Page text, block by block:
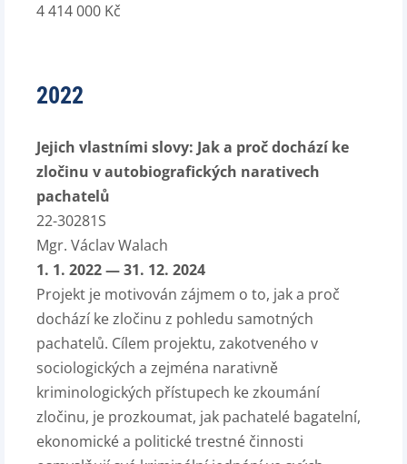
4 414 000 Kč
2022
Jejich vlastními slovy: Jak a proč dochází ke
zločinu v autobiografických narativech
pachatelů
22-30281S
Mgr. Václav Walach
1. 1. 2022 — 31. 12. 2024
Projekt je motivován zájmem o to, jak a proč
dochází ke zločinu z pohledu samotných
pachatelů. Cílem projektu, zakotveného v
sociologických a zejména narativně
kriminologických přístupech ke zkoumání
zločinu, je prozkoumat, jak pachatelé bagatelní,
ekonomické a politické trestné činnosti